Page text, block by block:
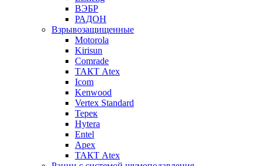
ВЭБР
РАДОН
Взрывозащищенные
Motorola
Kirisun
Comrade
ТАКТ Atex
Icom
Kenwood
Vertex Standard
Терек
Hytera
Entel
Apex
ТАКТ Atex